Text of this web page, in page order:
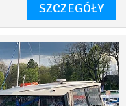
SZCZEGÓŁY